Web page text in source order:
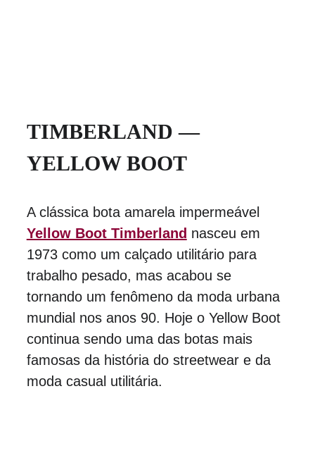
TIMBERLAND —
YELLOW BOOT
A clássica bota amarela impermeável
Yellow Boot Timberland nasceu em
1973 como um calçado utilitário para
trabalho pesado, mas acabou se
tornando um fenômeno da moda urbana
mundial nos anos 90. Hoje o Yellow Boot
continua sendo uma das botas mais
famosas da história do streetwear e da
moda casual utilitária.